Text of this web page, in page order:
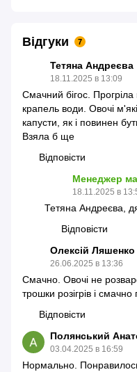
Відгуки 7
Тетяна Андреєва
18.11.2025 в 13:09
Смачний бігос.
крапель води. Овочі
капусти, як і повинен
Взяла б ще
Відповісти
Менеджер
18.11.2025 в
Тетяна Андреєва,
Відповісти
Олексій Ляшенко
26.06.2025 в 13:36
Смачно. Овочі не
трошки розігрів і смачно
Відповісти
Полянський
03.04.2025 в 16:59
Нормально.